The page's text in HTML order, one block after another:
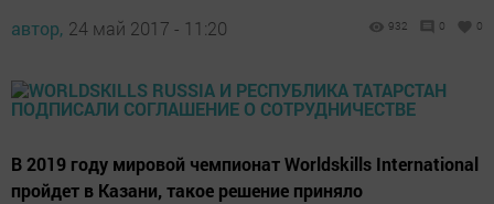
автор, 24 май 2017 - 11:20 932 0 0
В 2019 году мировой чемпионат Worldskills International
пройдет в Казани, такое решение приняло